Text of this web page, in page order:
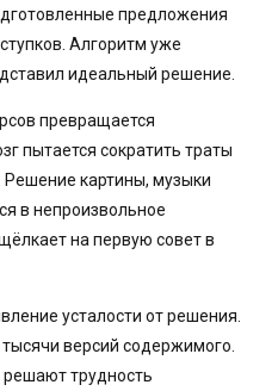
предложения
Алгоритм уже
идеальный решение.
превращается
пытается сократить траты
картины, музыки
в непроизвольное
на первую совет в
усталости от решения.
версий содержимого.
решают трудность